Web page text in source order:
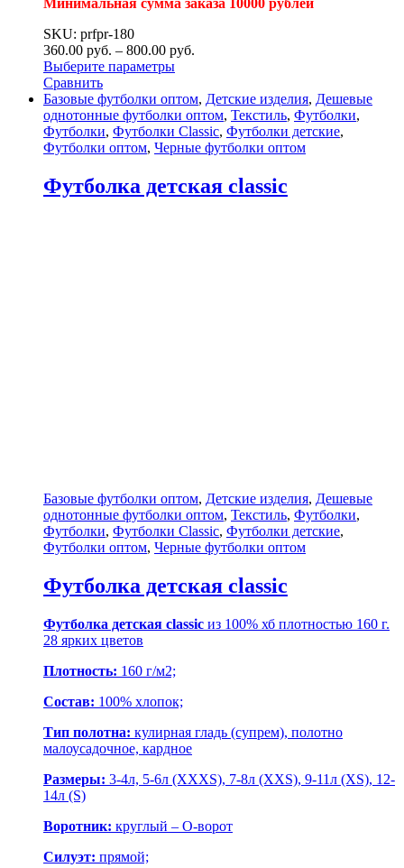
Минимальная сумма заказа 10000 рублей
SKU: prfpr-180
360.00 руб. – 800.00 руб.
Выберите параметры
Сравнить
Базовые футболки оптом, Детские изделия, Дешевые
однотонные футболки оптом, Текстиль, Футболки,
Футболки, Футболки Classic, Футболки детские,
Футболки оптом, Черные футболки оптом
Футболка детская classic
Базовые футболки оптом, Детские изделия, Дешевые
однотонные футболки оптом, Текстиль, Футболки,
Футболки, Футболки Classic, Футболки детские,
Футболки оптом, Черные футболки оптом
Футболка детская classic
Футболка детская classic из 100% хб плотностью 160 г.
28 ярких цветов
Плотность: 160 г/м2;
Состав: 100% хлопок;
Тип полотна: кулирная гладь (супрем), полотно
малоусадочное, кардное
Размеры: 3-4л, 5-6л (XXXS), 7-8л (XXS), 9-11л (XS), 12-
14л (S)
Воротник: круглый – О-ворот
Силуэт: прямой;